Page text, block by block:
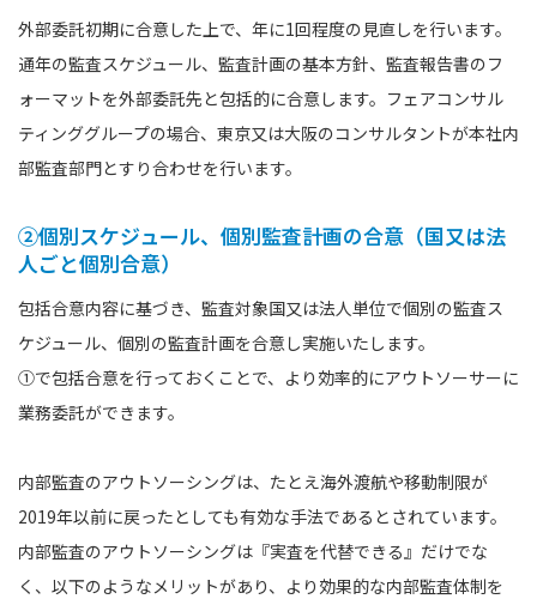
外部委託初期に合意した上で、年に1回程度の見直しを行います。
通年の監査スケジュール、監査計画の基本方針、監査報告書のフ
ォーマットを外部委託先と包括的に合意します。フェアコンサル
ティンググループの場合、東京又は大阪のコンサルタントが本社内
部監査部門とすり合わせを行います。
②個別スケジュール、個別監査計画の合意（国又は法
人ごと個別合意）
包括合意内容に基づき、監査対象国又は法人単位で個別の監査ス
ケジュール、個別の監査計画を合意し実施いたします。
①で包括合意を行っておくことで、より効率的にアウトソーサーに
業務委託ができます。
内部監査のアウトソーシングは、たとえ海外渡航や移動制限が
2019年以前に戻ったとしても有効な手法であるとされています。
内部監査のアウトソーシングは『実査を代替できる』だけでな
く、以下のようなメリットがあり、より効果的な内部監査体制を